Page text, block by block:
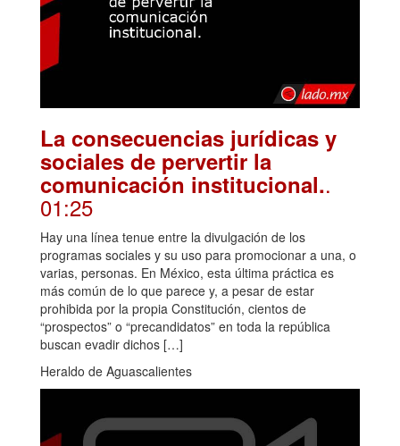
La consecuencias jurídicas y
sociales de pervertir la
comunicación institucional..
01:25
Hay una línea tenue entre la divulgación de los
programas sociales y su uso para promocionar a una, o
varias, personas. En México, esta última práctica es
más común de lo que parece y, a pesar de estar
prohibida por la propia Constitución, cientos de
“prospectos” o “precandidatos” en toda la república
buscan evadir dichos […]
Heraldo de Aguascalientes